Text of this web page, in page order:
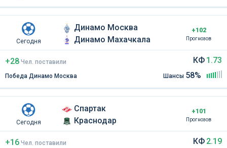
Сегодня
Динамо Москва
Динамо Махачкала
+102
Прогнозов
+28 Чел. поставили
Победа Динамо Москва
КФ 1.73
Шансы 58%
Сегодня
Спартак
Краснодар
+101
Прогнозов
+16 Чел. поставили
КФ 2.19